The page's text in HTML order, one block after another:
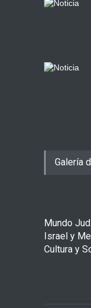
Galería
Mundo
Israel y
Cultura y